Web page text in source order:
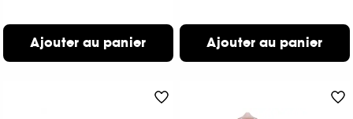
Ajouter au panier Ajouter au panier